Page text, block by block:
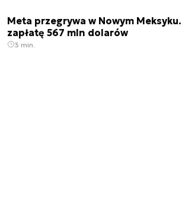
Meta przegrywa w Nowym Meksyku.
zapłatę 567 mln dolarów
3 min.